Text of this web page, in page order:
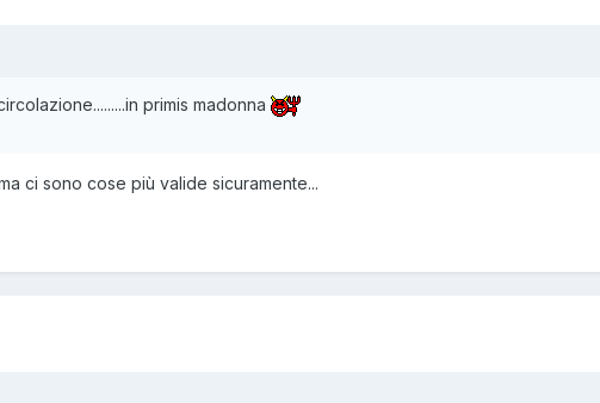
primis madonna
ci sono cose più valide sicuramente...